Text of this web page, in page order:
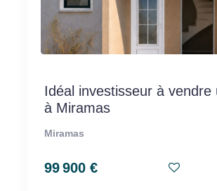
Idéal investisseur à vendre
à Miramas
Miramas
99 900 €